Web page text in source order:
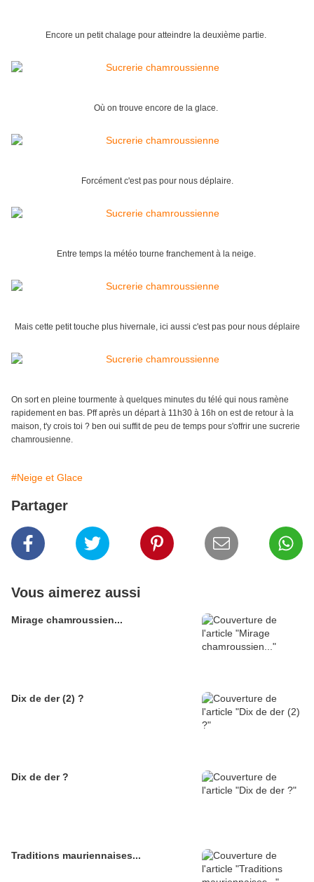
Encore un petit chalage pour atteindre la deuxième partie.
Où on trouve encore de la glace.
Forcément c'est pas pour nous déplaire.
Entre temps la météo tourne franchement à la neige.
Mais cette petit touche plus hivernale, ici aussi c'est pas pour nous déplaire
On sort en pleine tourmente à quelques minutes du télé qui nous ramène
rapidement en bas. Pff après un départ à 11h30 à 16h on est de retour à la
maison, t'y crois toi ? ben oui suffit de peu de temps pour s'offrir une sucrerie
chamrousienne.
#Neige et Glace
Partager
Vous aimerez aussi
Mirage chamroussien...
Dix de der (2) ?
Dix de der ?
Traditions mauriennaises...